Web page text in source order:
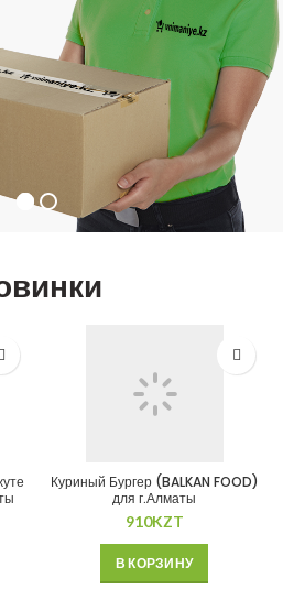
Куриный Бургер (BALKAN FOOD)
для г.Алматы
910KZT
В КОРЗИНУ